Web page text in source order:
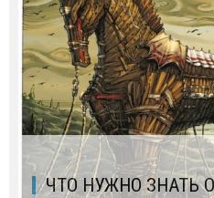
ЧТО НУЖНО ЗНАТЬ